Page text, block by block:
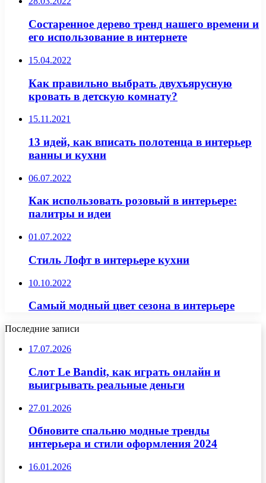
Состаренное дерево тренд нашего времени и
его использование в интернете
15.04.2022
Как правильно выбрать двухъярусную
кровать в детскую комнату?
15.11.2021
13 идей, как вписать полотенца в интерьер
ванны и кухни
06.07.2022
Как использовать розовый в интерьере:
палитры и идеи
01.07.2022
Стиль Лофт в интерьере кухни
10.10.2022
Самый модный цвет сезона в интерьере
Последние записи
17.07.2026
Слот Le Bandit, как играть онлайн и
выигрывать реальные деньги
27.01.2026
Обновите спальню модные тренды
интерьера и стили оформления 2024
16.01.2026